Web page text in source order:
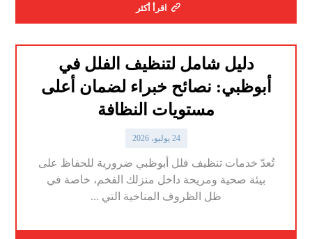
اقرأ أكثر
دليل شامل لتنظيف الفلل في
أبوظبي: نصائح خبراء لضمان أعلى
مستويات النظافة
24 يوليو، 2026
تُعدّ خدمات تنظيف فلل أبوظبي ضرورية للحفاظ على
بيئة صحية ومريحة داخل منزلك الفخم، خاصة في
ظل الظروف المناخية التي ...